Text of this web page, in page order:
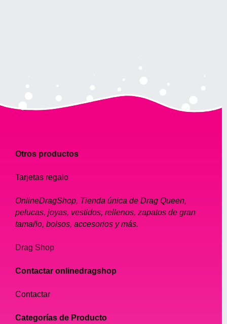
Otros productos
Tarjetas regalo
OnlineDragShop, Tienda única de Drag Queen,
pelucas, joyas, vestidos, rellenos, zapatos de gran
tamaño, bolsos, accesorios y más.
Drag Shop
Contactar onlinedragshop
Contactar
Categorías de Producto